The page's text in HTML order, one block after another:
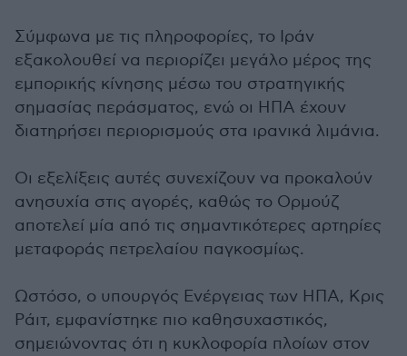
Σύμφωνα με τις πληροφορίες, το Ιράν
εξακολουθεί να περιορίζει μεγάλο μέρος της
εμπορικής κίνησης μέσω του στρατηγικής
σημασίας περάσματος, ενώ οι ΗΠΑ έχουν
διατηρήσει περιορισμούς στα ιρανικά λιμάνια.
Οι εξελίξεις αυτές συνεχίζουν να προκαλούν
ανησυχία στις αγορές, καθώς το Ορμούζ
αποτελεί μία από τις σημαντικότερες αρτηρίες
μεταφοράς πετρελαίου παγκοσμίως.
Ωστόσο, ο υπουργός Ενέργειας των ΗΠΑ, Κρις
Ράιτ, εμφανίστηκε πιο καθησυχαστικός,
σημειώνοντας ότι η κυκλοφορία πλοίων στον